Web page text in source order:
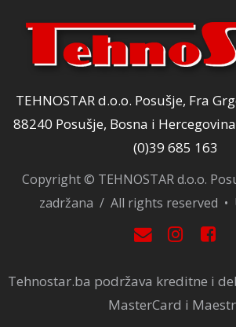
TEHNOSTAR d.o.o. Posušje, Fra
88240 Posušje, Bosna i
(0)39 685 163
Copyright © TEHNOSTAR d.o.o.
zadržana / All rights reserved •
Tehnostar.ba podržava kreditne i
MasterCard i